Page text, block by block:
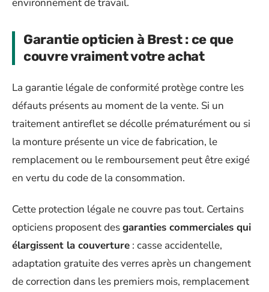
environnement de travail.
Garantie opticien à Brest : ce que
couvre vraiment votre achat
La garantie légale de conformité protège contre les
défauts présents au moment de la vente. Si un
traitement antireflet se décolle prématurément ou si
la monture présente un vice de fabrication, le
remplacement ou le remboursement peut être exigé
en vertu du code de la consommation.
Cette protection légale ne couvre pas tout. Certains
opticiens proposent desgaranties commerciales qui
élargissent la couverture : casse accidentelle,
adaptation gratuite des verres après un changement
de correction dans les premiers mois, remplacement